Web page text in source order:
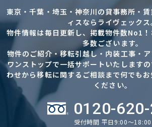
東京・千葉・埼玉・神奈川の貸事務所・
ィスならライヴェックス
物件情報は毎日更新し、掲載物件数No1
多数ございます。
物件のご紹介・移転引越し・内装工事・
ワンストップで一括サポートいたします
わせから移転に関するご相談まで何でも
ください。
0120-
受付時間 平日9:00～18:00